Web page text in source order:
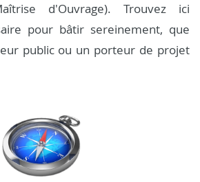
d'Ouvrage). Trouvez ici
pour bâtir sereinement, que
public ou un porteur de projet